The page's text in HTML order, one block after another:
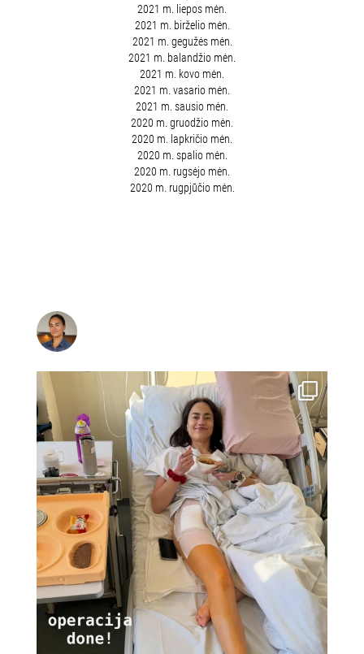
2021 m. liepos mėn.
2021 m. birželio mėn.
2021 m. gegužės mėn.
2021 m. balandžio mėn.
2021 m. kovo mėn.
2021 m. vasario mėn.
2021 m. sausio mėn.
2020 m. gruodžio mėn.
2020 m. lapkričio mėn.
2020 m. spalio mėn.
2020 m. rugsėjo mėn.
2020 m. rugpjūčio mėn.